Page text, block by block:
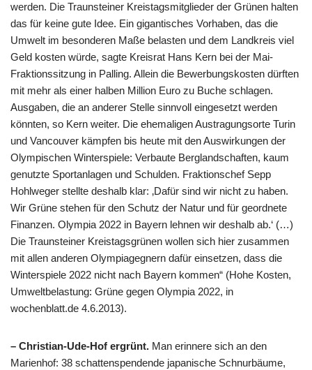
werden. Die Traunsteiner Kreistagsmitglieder der Grünen halten
das für keine gute Idee. Ein gigantisches Vorhaben, das die
Umwelt im besonderen Maße belasten und dem Landkreis viel
Geld kosten würde, sagte Kreisrat Hans Kern bei der Mai-
Fraktionssitzung in Palling. Allein die Bewerbungskosten dürften
mit mehr als einer halben Million Euro zu Buche schlagen.
Ausgaben, die an anderer Stelle sinnvoll eingesetzt werden
könnten, so Kern weiter. Die ehemaligen Austragungsorte Turin
und Vancouver kämpfen bis heute mit den Auswirkungen der
Olympischen Winterspiele: Verbaute Berglandschaften, kaum
genutzte Sportanlagen und Schulden. Fraktionschef Sepp
Hohlweger stellte deshalb klar: ‚Dafür sind wir nicht zu haben.
Wir Grüne stehen für den Schutz der Natur und für geordnete
Finanzen. Olympia 2022 in Bayern lehnen wir deshalb ab.‘ (…)
Die Traunsteiner Kreistagsgrünen wollen sich hier zusammen
mit allen anderen Olympiagegnern dafür einsetzen, dass die
Winterspiele 2022 nicht nach Bayern kommen“ (Hohe Kosten,
Umweltbelastung: Grüne gegen Olympia 2022, in
wochenblatt.de 4.6.2013).
– Christian-Ude-Hof ergrünt. Man erinnere sich an den
Marienhof: 38 schattenspendende japanische Schnurbäume,